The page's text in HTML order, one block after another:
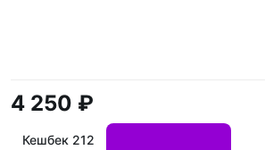
4 250 ₽
Кешбек 212